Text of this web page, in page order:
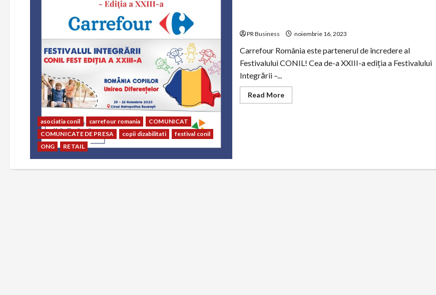
asociatia conil carrefour romania
COMUNICAT
COMUNICATE DE PRESA
copii dizabilitati
festival conil
ONG
RETAIL
PR Business noiembrie 16, 2023
Carrefour România este partenerul de încredere al
Festivalului CONIL! Cea de-a XXIII-a ediția a Festivalului
Integrării –...
Read MoreRead
more